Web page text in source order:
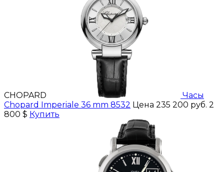
CHOPARD
Часы
Chopard Imperiale 36 mm 8532 Цена 235 200 руб. 2
800 $ Купить